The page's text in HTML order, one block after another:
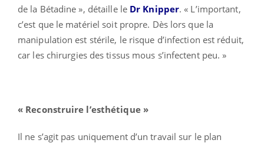
de la Bétadine », détaille le Dr Knipper. « L’important,
c’est que le matériel soit propre. Dès lors que la
manipulation est stérile, le risque d’infection est réduit,
car les chirurgies des tissus mous s’infectent peu. »
« Reconstruire l’esthétique »
Il ne s’agit pas uniquement d’un travail sur le plan